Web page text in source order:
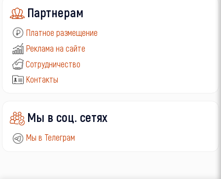
Партнерам
Платное размещение
Реклама на сайте
Сотрудничество
Контакты
Мы в соц. сетях
Мы в Телеграм